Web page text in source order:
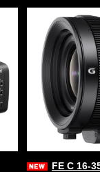
FE C 16-